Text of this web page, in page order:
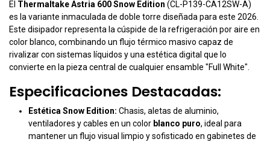
El Thermaltake Astria 600 Snow Edition (CL-P139-CA12SW-A)
es la variante inmaculada de doble torre diseñada para este 2026.
Este disipador representa la cúspide de la refrigeración por aire en
color blanco, combinando un flujo térmico masivo capaz de
rivalizar con sistemas líquidos y una estética digital que lo
convierte en la pieza central de cualquier ensamble "Full White".
Especificaciones Destacadas:
Estética Snow Edition: Chasis, aletas de aluminio,
ventiladores y cables en un color blanco puro, ideal para
mantener un flujo visual limpio y sofisticado en gabinetes de